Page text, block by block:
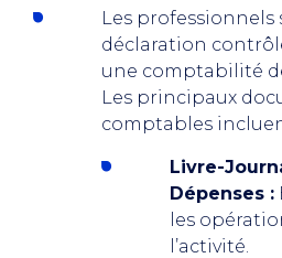
Les professionnels
déclaration
une comptabilité
Les principaux
comptables
Livre-
Dépenses :
les
l’activité.